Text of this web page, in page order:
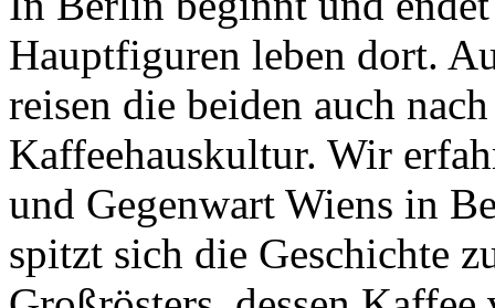
Hauptfiguren leben dort.
reisen die beiden auch
Kaffeehauskultur. Wir
und Gegenwart Wiens in
spitzt sich die Geschichte